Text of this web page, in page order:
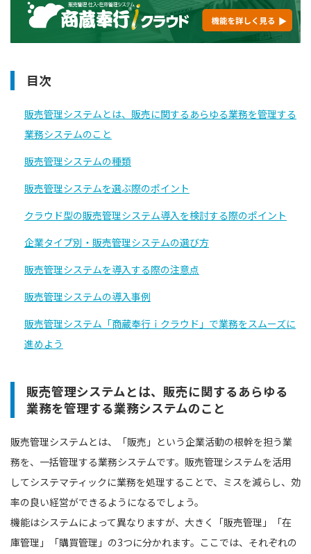
目次
販売管理システムとは、販売に関するあらゆる業務を管理する
業務システムのこと
販売管理システムの種類
販売管理システムを選ぶ際のポイント
クラウド型の販売管理システム導入を検討する際のポイント
企業タイプ別・販売管理システムの選び方
販売管理システムを導入する際の注意点
販売管理システムの導入事例
販売管理システム「商蔵奉行ｉクラウド」で業務をスムーズに
進めよう
販売管理システムとは、販売に関するあらゆる
業務を管理する業務システムのこと
販売管理システムとは、「販売」という企業活動の根幹を担う業
務を、一括管理する業務システムです。販売管理システムを活用
してシステマティックに業務を処理することで、ミスを減らし、効
率の良い経営ができるようになるでしょう。
機能はシステムによって異なりますが、大きく「販売管理」「在
庫管理」「購買管理」の3つに分かれます。ここでは、それぞれの